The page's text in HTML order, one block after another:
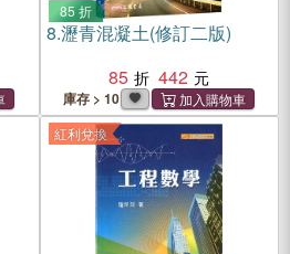
85 折
8.瀝青混凝土(修訂二版)
85
442
庫存 > 10
紅利兌換